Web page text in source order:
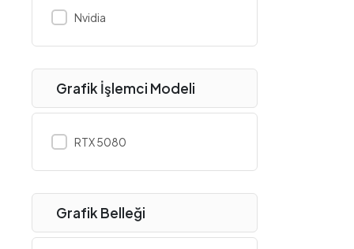
Biostar
Bluetti
Canon
CoolerMaster
Nvidia
Grafik İşlemci Modeli
RTX 5080
Grafik Belleği